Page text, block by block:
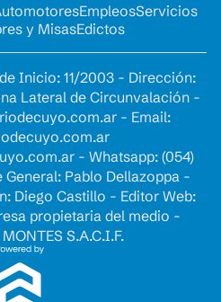
EmpleosServicios
y MisasEdictos
Inicio: 11/2003 - Dirección:
Lateral de Circunvalación -
- Email:
- Whatsapp: (054)
Pablo Dellazoppa -
Diego Castillo - Editor Web:
propietaria del medio -
S.A.C.I.F.